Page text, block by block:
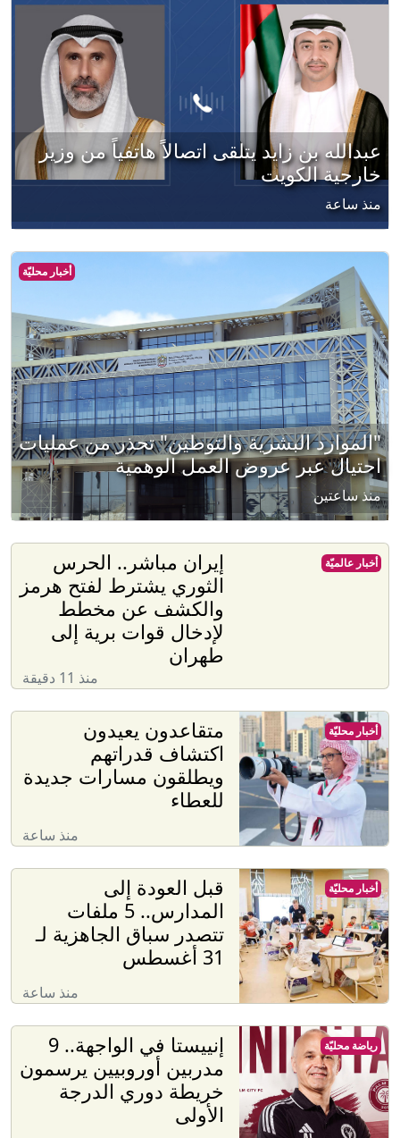
عبدالله بن زايد يتلقى اتصالاً هاتفياً من وزير
خارجية الكويت
منذ ساعة
أخبار محليّة
"الموارد البشرية والتوطين" تحذر من عمليات
احتيال عبر عروض العمل الوهمية
منذ ساعتين
إيران مباشر.. الحرس
الثوري يشترط لفتح هرمز
والكشف عن مخطط
لإدخال قوات برية إلى
طهران
منذ 11 دقيقة
أخبار عالميّة
متقاعدون يعيدون
اكتشاف قدراتهم
ويطلقون مسارات جديدة
للعطاء
منذ ساعة
أخبار محليّة
قبل العودة إلى
المدارس.. 5 ملفات
تتصدر سباق الجاهزية لـ
31 أغسطس
منذ ساعة
أخبار محليّة
إنييستا في الواجهة.. 9
مدربين أوروبيين يرسمون
خريطة دوري الدرجة
الأولى
رياضة محليّة